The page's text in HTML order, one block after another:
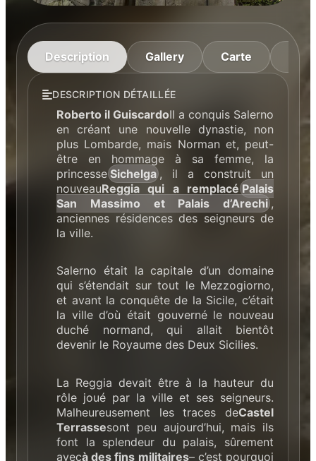
Description Gallery Carte
DESCRIPTION DÉTAILLÉE
Roberto il GuiscardoIl a conquis Salerno
en créant une nouvelle dynastie, non
plus Lombarde, mais Norman et, peut-
être en hommage à sa femme, la
princesse Sichelga , il a construit un
nouveauReggia qui a remplacé Palais
San Massimo et Palais d’Arechi ,
anciennes résidences des seigneurs de
la ville.
Salerno était la capitale d’un domaine
qui s’étendait sur tout le Mezzogiorno,
et avant la conquête de la Sicile, c’était
la ville d’où était gouverné le nouveau
duché normand, qui allait bientôt
devenir le Royaume des Deux Sicilies.
La Reggia devait être à la hauteur du
rôle joué par la ville et ses seigneurs.
Malheureusement les traces deCastel
Terrassesont peu aujourd’hui, mais ils
font la splendeur du palais, sûrement
avecà des fins militaires– c’est pourquoi